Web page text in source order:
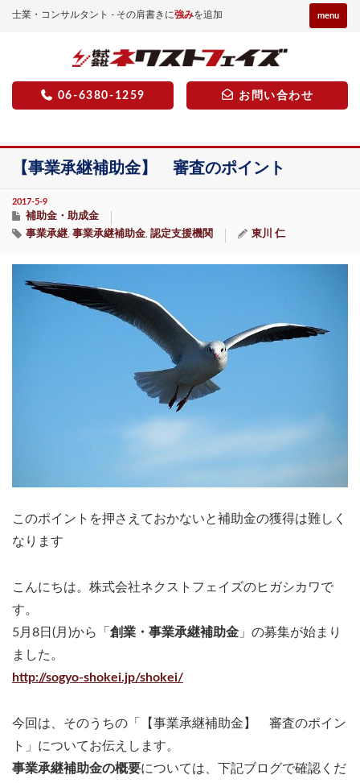
士業・コンサルタント - その肩書きに強みを追加 menu
06-6380-1259 お問い合わせ
【事業承継補助金】 審査のポイント
2017-5-9
補助金・助成金
事業承継 事業承継補助金 認定支援機関 東川 仁
このポイントを押さえておかないと補助金の獲得は難しく
なります
こんにちは。株式会社ネクストフェイズのヒガシカワで
す。
5月8日(月)から「 創業・事業承継補助金 」の募集が始まり
ました。
http://sogyo-shokei.jp/shokei/
今回は、そのうちの「【事業承継補助金】 審査のポイン
ト」についてお伝えします。
事業承継補助金の概要については、下記ブログで確認くだ